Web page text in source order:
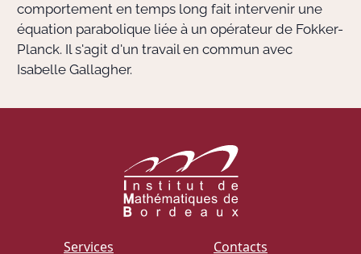
comportement en temps long fait intervenir une
équation parabolique liée à un opérateur de Fokker-
Planck. Il s'agit d'un travail en commun avec
Isabelle Gallagher.
Services Contacts